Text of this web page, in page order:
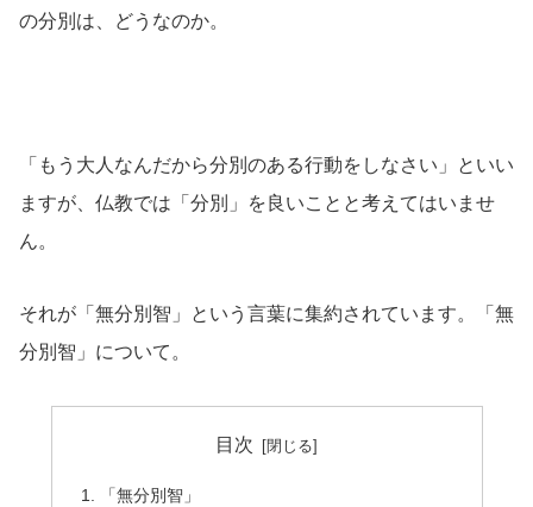
の分別は、どうなのか。
「もう大人なんだから分別のある行動をしなさい」といい
ますが、仏教では「分別」を良いことと考えてはいませ
ん。
それが「無分別智」という言葉に集約されています。「無
分別智」について。
目次
「無分別智」